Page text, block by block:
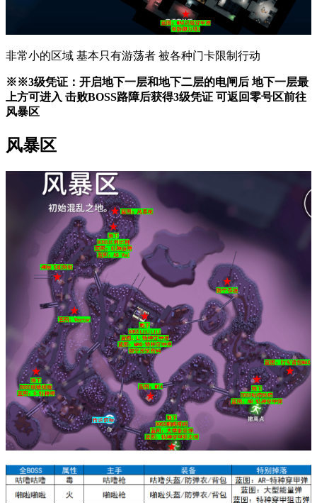
非常小的区域 基本只有游荡者 被各种门卡限制行动
※※3级凭证：开启地下一层和地下二层的电闸后 地下一层最
上方可进入 击败BOSS路障后获得3级凭证 可返回零号区前往
风暴区
风暴区